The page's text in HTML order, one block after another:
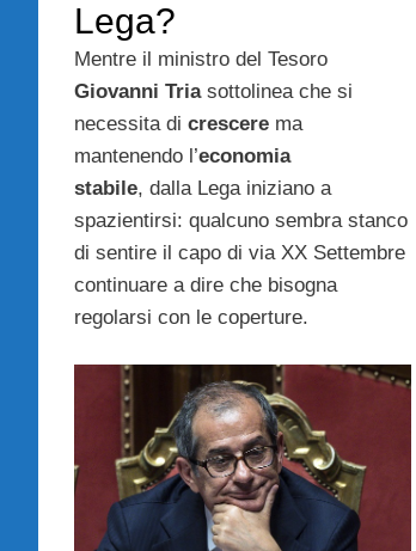
Lega?
Mentre il ministro del Tesoro
Giovanni Triasottolinea che si
necessita di crescere ma
mantenendo l’economia
stabile, dalla Lega iniziano a
spazientirsi: qualcuno sembra stanco
di sentire il capo di via XX Settembre
continuare a dire che bisogna
regolarsi con le coperture.